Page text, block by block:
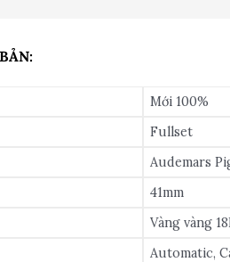
Mới 100%
Fullset
Audemars
41mm
Vàng vàng
Automatic,